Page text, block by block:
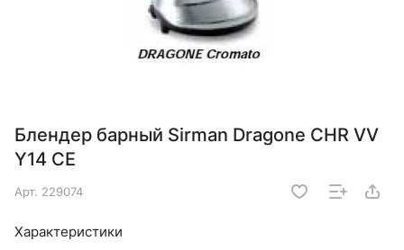
Блендер барный Sirman Dragone CHR VV
Y14 CE
Арт. 229074
Характеристики